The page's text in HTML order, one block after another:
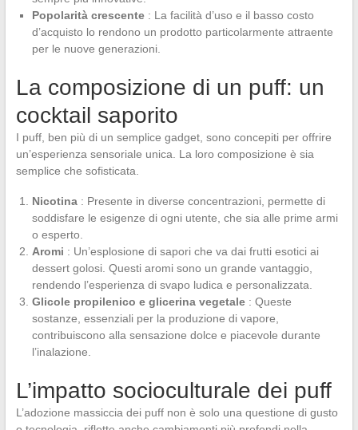
Popolarità crescente : La facilità d’uso e il basso costo
d’acquisto lo rendono un prodotto particolarmente attraente
per le nuove generazioni.
La composizione di un puff: un
cocktail saporito
I puff, ben più di un semplice gadget, sono concepiti per offrire
un’esperienza sensoriale unica. La loro composizione è sia
semplice che sofisticata.
Nicotina : Presente in diverse concentrazioni, permette di
soddisfare le esigenze di ogni utente, che sia alle prime armi
o esperto.
Aromi : Un’esplosione di sapori che va dai frutti esotici ai
dessert golosi. Questi aromi sono un grande vantaggio,
rendendo l’esperienza di svapo ludica e personalizzata.
Glicole propilenico e glicerina vegetale : Queste
sostanze, essenziali per la produzione di vapore,
contribuiscono alla sensazione dolce e piacevole durante
l’inalazione.
L’impatto socioculturale dei puff
L’adozione massiccia dei puff non è solo una questione di gusto